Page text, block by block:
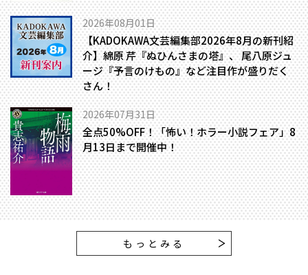
2026年08月01日
【KADOKAWA文芸編集部2026年8月の新刊紹
介】綿原 芹『ぬひんさまの塔』、 尾八原ジュ
ージ『予言のけもの』など注目作が盛りだく
さん！
2026年07月31日
全点50%OFF！「怖い！ホラー小説フェア」8
月13日まで開催中！
もっとみる